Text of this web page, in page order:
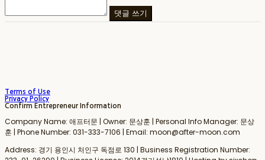
댓글 쓰기
Terms of Use
Privacy Policy
Confirm Entrepreneur Information
Company Name: 애프터문 | Owner: 문상훈 | Personal Info Manager: 문상
훈 | Phone Number: 031-333-7106 | Email: moon@after-moon.com
Address: 경기 용인시 처인구 독점로 130 | Business Registration Number: